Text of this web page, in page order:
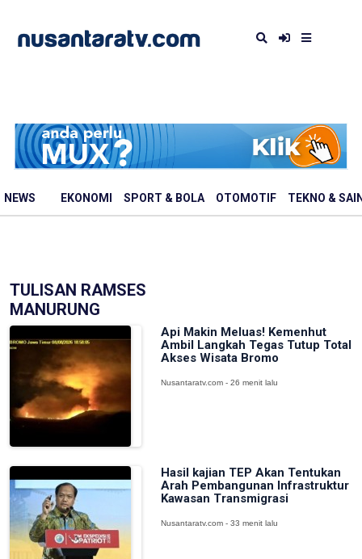
NEWS EKONOMI SPORT & BOLA OTOMOTIF TEKNO &
TULISAN RAMSES
MANURUNG
Api Makin Meluas! Kemenhut
Ambil Langkah Tegas Tutup Total
Akses Wisata Bromo
Nusantaratv.com - 26 menit lalu
Hasil kajian TEP Akan Tentukan
Arah Pembangunan Infrastruktur
Kawasan Transmigrasi
Nusantaratv.com - 33 menit lalu